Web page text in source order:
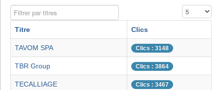
Filtrer par titres Affichage #
Titre Clics
TAVOM SPA Clics : 3148
TBR Group Clics : 3864
TECALLIAGE Clics : 3467